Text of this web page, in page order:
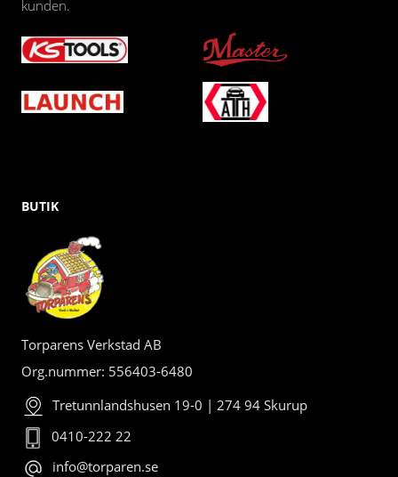
kunden.
BUTIK
Torparens Verkstad AB
Org.nummer: 556403-6480
Tretunnlandshusen 19-0 | 274 94 Skurup
0410-222 22
info@torparen.se